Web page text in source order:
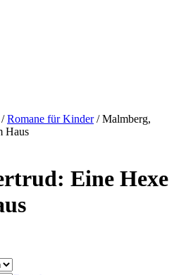
Romane für Kinder/ Malmberg,
Haus
Eine Hexe